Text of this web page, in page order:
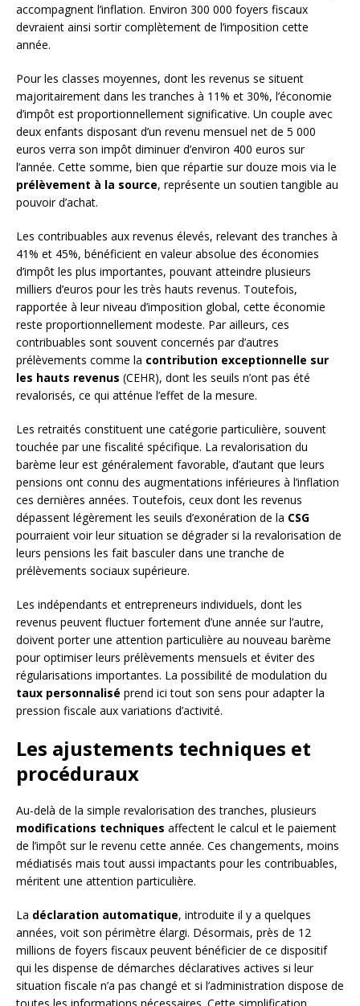
accompagnent l’inflation. Environ 300 000 foyers fiscaux
devraient ainsi sortir complètement de l’imposition cette
année.
Pour les classes moyennes, dont les revenus se situent
majoritairement dans les tranches à 11% et 30%, l’économie
d’impôt est proportionnellement significative. Un couple avec
deux enfants disposant d’un revenu mensuel net de 5 000
euros verra son impôt diminuer d’environ 400 euros sur
l’année. Cette somme, bien que répartie sur douze mois via le
prélèvement à la source, représente un soutien tangible au
pouvoir d’achat.
Les contribuables aux revenus élevés, relevant des tranches à
41% et 45%, bénéficient en valeur absolue des économies
d’impôt les plus importantes, pouvant atteindre plusieurs
milliers d’euros pour les très hauts revenus. Toutefois,
rapportée à leur niveau d’imposition global, cette économie
reste proportionnellement modeste. Par ailleurs, ces
contribuables sont souvent concernés par d’autres
prélèvements comme la contribution exceptionnelle sur
les hauts revenus (CEHR), dont les seuils n’ont pas été
revalorisés, ce qui atténue l’effet de la mesure.
Les retraités constituent une catégorie particulière, souvent
touchée par une fiscalité spécifique. La revalorisation du
barème leur est généralement favorable, d’autant que leurs
pensions ont connu des augmentations inférieures à l’inflation
ces dernières années. Toutefois, ceux dont les revenus
dépassent légèrement les seuils d’exonération de la CSG
pourraient voir leur situation se dégrader si la revalorisation de
leurs pensions les fait basculer dans une tranche de
prélèvements sociaux supérieure.
Les indépendants et entrepreneurs individuels, dont les
revenus peuvent fluctuer fortement d’une année sur l’autre,
doivent porter une attention particulière au nouveau barème
pour optimiser leurs prélèvements mensuels et éviter des
régularisations importantes. La possibilité de modulation du
taux personnalisé prend ici tout son sens pour adapter la
pression fiscale aux variations d’activité.
Les ajustements techniques et
procéduraux
Au-delà de la simple revalorisation des tranches, plusieurs
modifications techniques affectent le calcul et le paiement
de l’impôt sur le revenu cette année. Ces changements, moins
médiatisés mais tout aussi impactants pour les contribuables,
méritent une attention particulière.
La déclaration automatique, introduite il y a quelques
années, voit son périmètre élargi. Désormais, près de 12
millions de foyers fiscaux peuvent bénéficier de ce dispositif
qui les dispense de démarches déclaratives actives si leur
situation fiscale n’a pas changé et si l’administration dispose de
toutes les informations nécessaires. Cette simplification